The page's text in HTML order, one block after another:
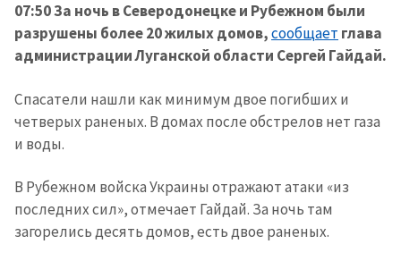
07:50 За ночь в Северодонецке и Рубежном были
разрушены более 20 жилых домов,сообщает глава
администрации Луганской области Сергей Гайдай.
Спасатели нашли как минимум двое погибших и
четверых раненых. В домах после обстрелов нет газа
и воды.
В Рубежном войска Украины отражают атаки «из
последних сил», отмечает Гайдай. За ночь там
загорелись десять домов, есть двое раненых.